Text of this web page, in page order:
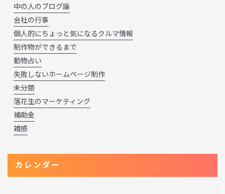
中の人のブログ論
会社の行事
個人的にちょっと気になるクルマ情報
制作物ができるまで
動物占い
失敗しないホームページ制作
未分類
落花生のマーケティング
補助金
雑感
カレンダー